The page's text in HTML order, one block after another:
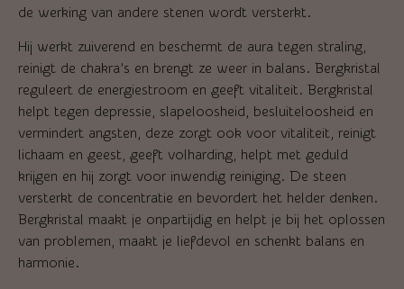
de werking van andere stenen wordt versterkt.
Hij werkt zuiverend en beschermt de aura tegen straling,
reinigt de chakra’s en brengt ze weer in balans. Bergkristal
reguleert de energiestroom en geeft vitaliteit. Bergkristal
helpt tegen depressie, slapeloosheid, besluiteloosheid en
vermindert angsten, deze zorgt ook voor vitaliteit, reinigt
lichaam en geest, geeft volharding, helpt met geduld
krijgen en hij zorgt voor inwendig reiniging. De steen
versterkt de concentratie en bevordert het helder denken.
Bergkristal maakt je onpartijdig en helpt je bij het oplossen
van problemen, maakt je liefdevol en schenkt balans en
harmonie.